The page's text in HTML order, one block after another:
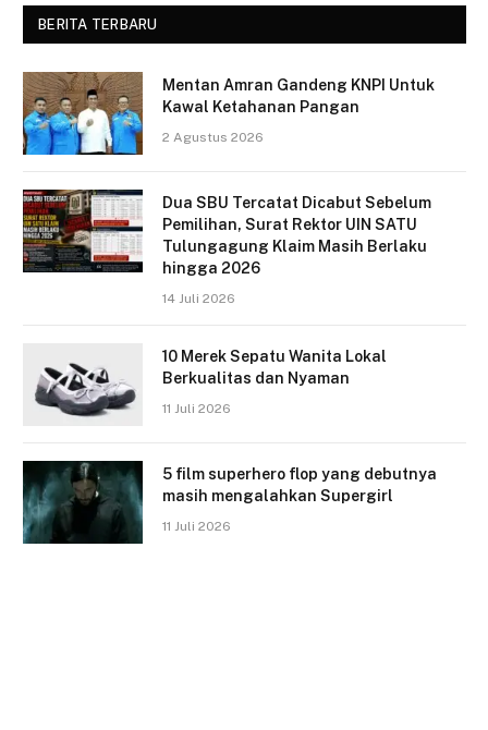
BERITA TERBARU
Mentan Amran Gandeng KNPI Untuk
Kawal Ketahanan Pangan
2 Agustus 2026
Dua SBU Tercatat Dicabut Sebelum
Pemilihan, Surat Rektor UIN SATU
Tulungagung Klaim Masih Berlaku
hingga 2026
14 Juli 2026
10 Merek Sepatu Wanita Lokal
Berkualitas dan Nyaman
11 Juli 2026
5 film superhero flop yang debutnya
masih mengalahkan Supergirl
11 Juli 2026